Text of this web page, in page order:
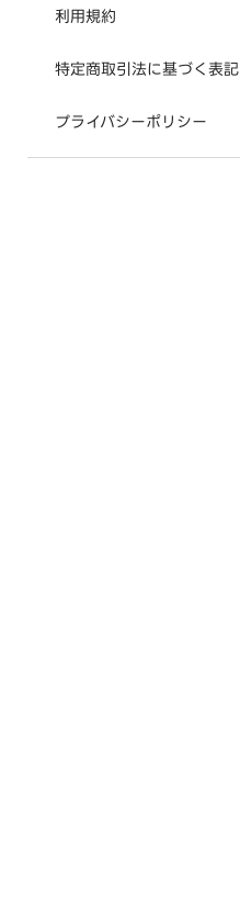
利用規約
特定商取引法に基づく表記
プライバシーポリシー